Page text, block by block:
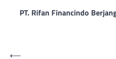
PT. Rifan Financindo
⟵